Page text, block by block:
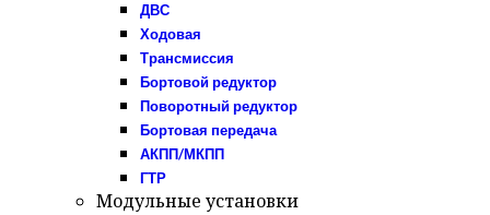
ДВС
Ходовая
Трансмиссия
Бортовой редуктор
Поворотный редуктор
Бортовая передача
АКПП/МКПП
ГТР
Модульные установки